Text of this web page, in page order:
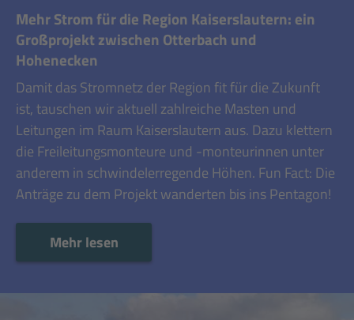
Mehr Strom für die Region Kaiserslautern: ein
Großprojekt zwischen Otterbach und
Hohenecken
Damit das Stromnetz der Region fit für die Zukunft
ist, tauschen wir aktuell zahlreiche Masten und
Leitungen im Raum Kaiserslautern aus. Dazu klettern
die Freileitungsmonteure und -monteurinnen unter
anderem in schwindelerregende Höhen. Fun Fact: Die
Anträge zu dem Projekt wanderten bis ins Pentagon!
Mehr lesen